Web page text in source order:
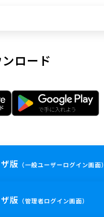
ロード
版 （一般ユーザーログイン画面）
版 （管理者ログイン画面）